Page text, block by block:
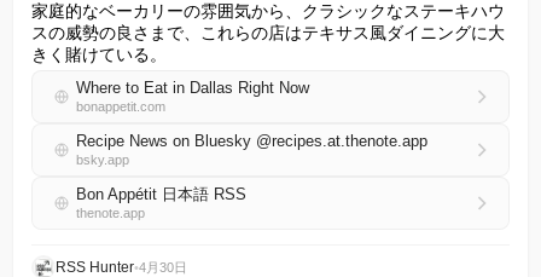
家庭的なベーカリーの雰囲気から、クラシックなステーキハウ
スの威勢の良さまで、これらの店はテキサス風ダイニングに大
きく賭けている。
Where to Eat in Dallas Right Now
bonappetit.com
Recipe News on Bluesky @recipes.at.thenote.app
bsky.app
Bon Appétit 日本語 RSS
thenote.app
RSS Hunter•4月30日